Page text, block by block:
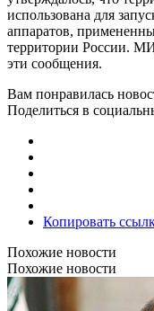
использована для
аппаратов,
территории России.
эти сообщения.
Вам понравилась
Поделиться в
Копировать
Похожие новости
Похожие новости